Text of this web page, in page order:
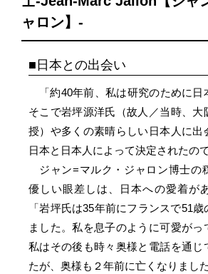
ャロン】-
日本との出会い
「約40年前、私は研究のために日
そこで岩坪源洋氏（故人／当時、大
授）や多くの素晴らしい日本人に出
日本と日本人によって決定されたので
ジャン=マルク・ジャロン博士の
優しい眼差しは、日本への愛着が
「岩坪氏は35年前にフランスで51
ました。私を息子のように可愛がっ
私はその後も時々奥様と電話を通じ
たが、奥様も２年前に亡くなりました